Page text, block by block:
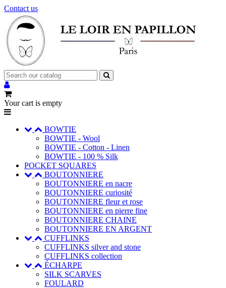
Contact us
Your cart is empty
BOWTIE
BOWTIE - Wool
BOWTIE - Cotton - Linen
BOWTIE - 100 % Silk
POCKET SQUARES
BOUTONNIERE
BOUTONNIERE en nacre
BOUTONNIERE curiosité
BOUTONNIERE fleur et rose
BOUTONNIERE en pierre fine
BOUTONNIERE CHAINE
BOUTONNIERE EN ARGENT
CUFFLINKS
CUFFLINKS silver and stone
CUFFLINKS collection
ÉCHARPE
SILK SCARVES
FOULARD